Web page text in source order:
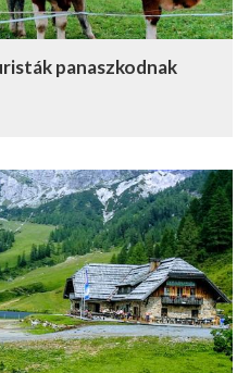
panaszkodnak